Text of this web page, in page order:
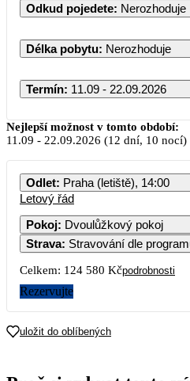
Odkud pojedete: Nerozhoduje
Délka pobytu: Nerozhoduje
Termín: 11.09 - 22.09.2026
Nejlepší možnost v tomto období:
11.09 - 22.09.2026 (12 dní, 10 nocí)
Odlet: Praha (letiště), 14:00
Letový řád
Pokoj: Dvoulůžkový pokoj
Strava: Stravování dle
Celkem: 124 580 Kčpodrobnosti
Rezervujte
uložit do oblíbených